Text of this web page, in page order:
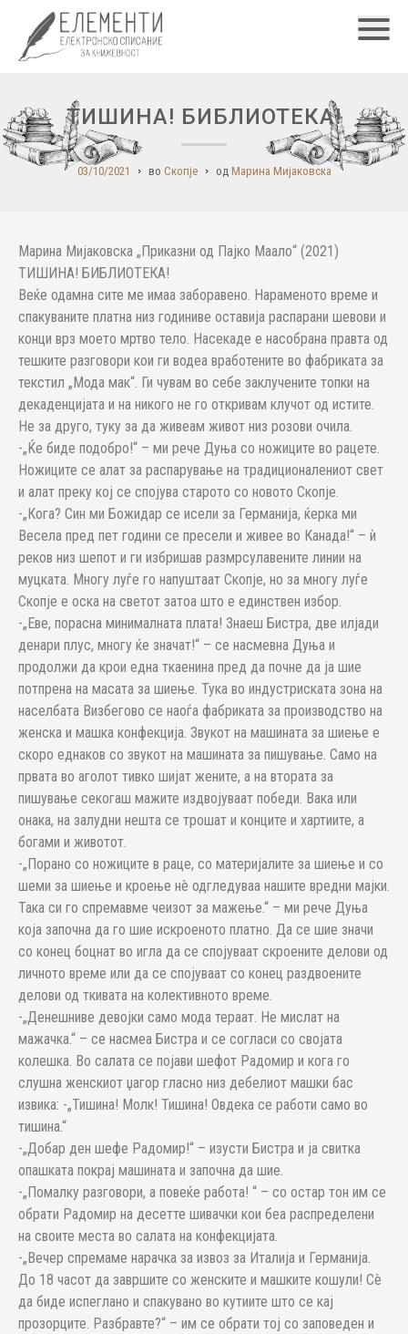
ТИШИНА! БИБЛИОТЕКА!
03/10/2021 во Скопје од Марина Мијаковска
Марина Мијаковска „Приказни од Пајко Маало“ (2021)
ТИШИНА! БИБЛИОТЕКА!
Веќе одамна сите ме имаа заборавено. Нараменото време и
спакуваните платна низ годиниве оставија распарани шевови и
конци врз моето мртво тело. Насекаде е насобрана правта од
тешките разговори кои ги водеа вработените во фабриката за
текстил „Мода мак“. Ги чувам во себе заклучените топки на
декаденцијата и на никого не го откривам клучот од истите.
Не за друго, туку за да живеам живот низ розови очила.
-„Ќе биде подобро!“ – ми рече Дуња со ножиците во рацете.
Ножиците се алат за распарување на традиционалениот свет
и алат преку кој се спојува старото со новото Скопје.
-„Кога? Син ми Божидар се исели за Германија, ќерка ми
Весела пред пет години се пресели и живее во Канада!“ – ѝ
реков низ шепот и ги избришав размрсулавените линии на
муцката. Многу луѓе го напуштаат Скопје, но за многу луѓе
Скопје е оска на светот затоа што е единствен избор.
-„Еве, порасна минималната плата! Знаеш Бистра, две илјади
денари плус, многу ќе значат!“ – се насмевна Дуња и
продолжи да крои една ткаенина пред да почне да ја шие
потпрена на масата за шиење. Тука во индустриската зона на
населбата Визбегово се наоѓа фабриката за производство на
женска и машка конфекција. Звукот на машината за шиење е
скоро еднаков со звукот на машината за пишување. Само на
првата во аголот тивко шијат жените, а на втората за
пишување секогаш мажите издвојуваат победи. Вака или
онака, на залудни нешта се трошат и конците и хартиите, а
богами и животот.
-„Порано со ножиците в раце, со материјалите за шиење и со
шеми за шиење и кроење нè одгледуваа нашите вредни мајки.
Така си го спремавме чеизот за мажење.“ – ми рече Дуња
која започна да го шие искроеното платно. Да се шие значи
со конец боцнат во игла да се спојуваат скроените делови од
личното време или да се спојуваат со конец раздвоените
делови од ткивата на колективното време.
-„Денешниве девојки само мода тераат. Не мислат на
мажачка.“ – се насмеа Бистра и се согласи со својата
колешка. Во салата се појави шефот Радомир и кога го
слушна женскиот џагор гласно низ дебелиот машки бас
извика: -„Тишина! Молк! Тишина! Овдека се работи само во
тишина.“
-„Добар ден шефе Радомир!“ – изусти Бистра и ја свитка
опашката покрај машината и започна да шие.
-„Помалку разговори, а повеќе работа! “ – со остар тон им се
обрати Радомир на десетте шивачки кои беа распределени
на своите места во салата на конфекцијата.
-„Вечер спремаме нарачка за извоз за Италија и Германија.
До 18 часот да завршите со женските и машките кошули! Сè
да биде испеглано и спакувано во кутиите што се кај
прозорците. Разбравте?“ – им се обрати тој со заповеден и